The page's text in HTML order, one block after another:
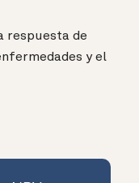
respuesta de
y el